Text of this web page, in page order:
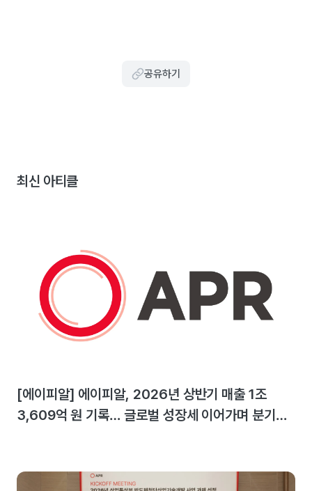
공유하기
최신 아티클
[에이피알] 에이피알, 2026년 상반기 매출 1조
3,609억 원 기록… 글로벌 성장세 이어가며 분기